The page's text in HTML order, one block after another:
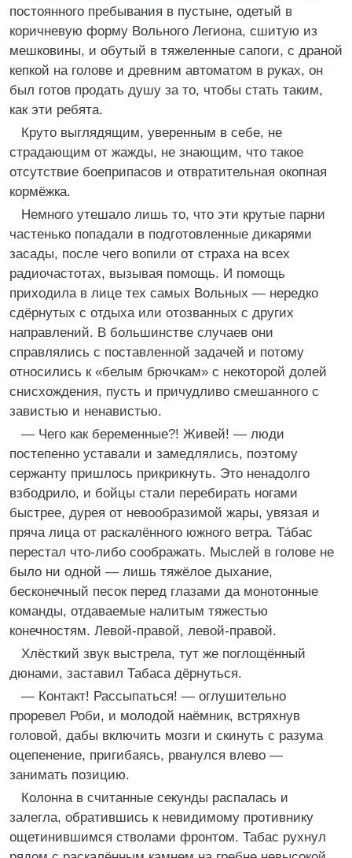
постоянного пребывания в пустыне, одетый в
коричневую форму Вольного Легиона, сшитую из
мешковины, и обутый в тяжеленные сапоги, с драной
кепкой на голове и древним автоматом в руках, он
был готов продать душу за то, чтобы стать таким,
как эти ребята.
Круто выглядящим, уверенным в себе, не
страдающим от жажды, не знающим, что такое
отсутствие боеприпасов и отвратительная окопная
кормёжка.
Немного утешало лишь то, что эти крутые парни
частенько попадали в подготовленные дикарями
засады, после чего вопили от страха на всех
радиочастотах, вызывая помощь. И помощь
приходила в лице тех самых Вольных — нередко
сдёрнутых с отдыха или отозванных с других
направлений. В большинстве случаев они
справлялись с поставленной задачей и потому
относились к «белым брючкам» с некоторой долей
снисхождения, пусть и причудливо смешанного с
завистью и ненавистью.
— Чего как беременные?! Живей! — люди
постепенно уставали и замедлялись, поэтому
сержанту пришлось прикрикнуть. Это ненадолго
взбодрило, и бойцы стали перебирать ногами
быстрее, дурея от невообразимой жары, увязая и
пряча лица от раскалённого южного ветра. Та́бас
перестал что-либо соображать. Мыслей в голове не
было ни одной — лишь тяжёлое дыхание,
бесконечный песок перед глазами да монотонные
команды, отдаваемые налитым тяжестью
конечностям. Левой-правой, левой-правой.
Хлёсткий звук выстрела, тут же поглощённый
дюнами, заставил Табаса дёрнуться.
— Контакт! Рассыпаться! — оглушительно
проревел Роби, и молодой наёмник, встряхнув
головой, дабы включить мозги и скинуть с разума
оцепенение, пригибаясь, рванулся влево —
занимать позицию.
Колонна в считанные секунды распалась и
залегла, обратившись к невидимому противнику
ощетинившимся стволами фронтом. Табас рухнул